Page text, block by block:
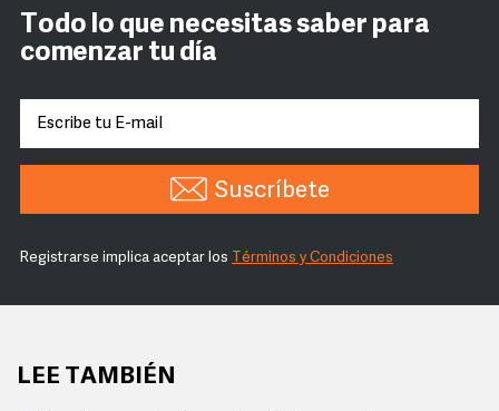
Todo lo que necesitas saber para
comenzar tu día
Suscríbete
Registrarse implica aceptar los Términos y Condiciones
LEE TAMBIÉN